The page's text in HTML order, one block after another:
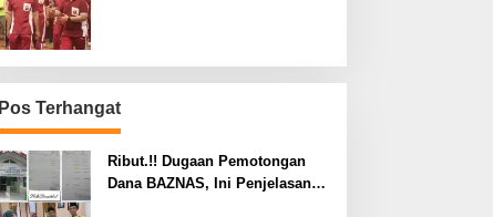
Pos Terhangat
Ribut.!! Dugaan Pemotongan
Dana BAZNAS, Ini Penjelasan